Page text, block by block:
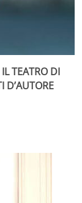
TEATRO DI
D’AUTORE